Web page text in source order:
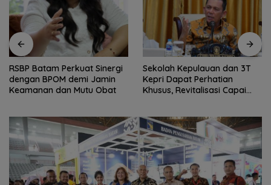
RSBP Batam Perkuat Sinergi
dengan BPOM demi Jamin
Keamanan dan Mutu Obat
Sekolah Kepulauan dan 3T
Kepri Dapat Perhatian
Khusus, Revitalisasi Capai